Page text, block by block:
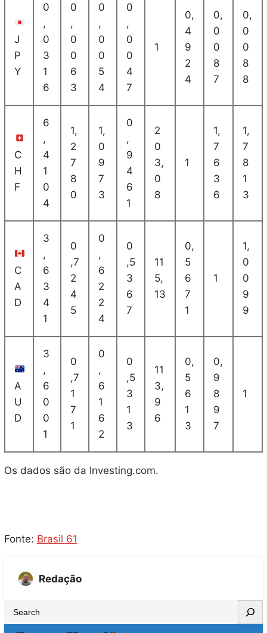
J
P
Y
0
,
0
3
1
6
0
,
0
0
6
3
0
,
0
0
5
4
0
,
0
0
4
7
1
0,
4
9
2
4
0,
0
0
8
7
0,
0
0
8
8
C
H
F
6
,
4
1
0
4
1,
2
7
8
0
1,
0
9
7
3
0
,
9
4
6
1
2
0
3,
0
8
1
1,
7
6
3
6
1,
7
8
1
3
C
A
D
3
,
6
3
4
1
0
,7
2
4
5
0
,
6
2
2
4
0
,5
3
6
7
11
5,
13
0,
5
6
7
1
1
1,
0
0
9
9
A
U
D
3
,
6
0
0
1
0
,7
1
7
1
0
,
6
1
6
2
0
,5
3
1
3
11
3,
9
6
0,
5
6
1
3
0,
9
8
9
7
1
Os dados são da Investing.com.
Fonte: Brasil 61
Redação
e